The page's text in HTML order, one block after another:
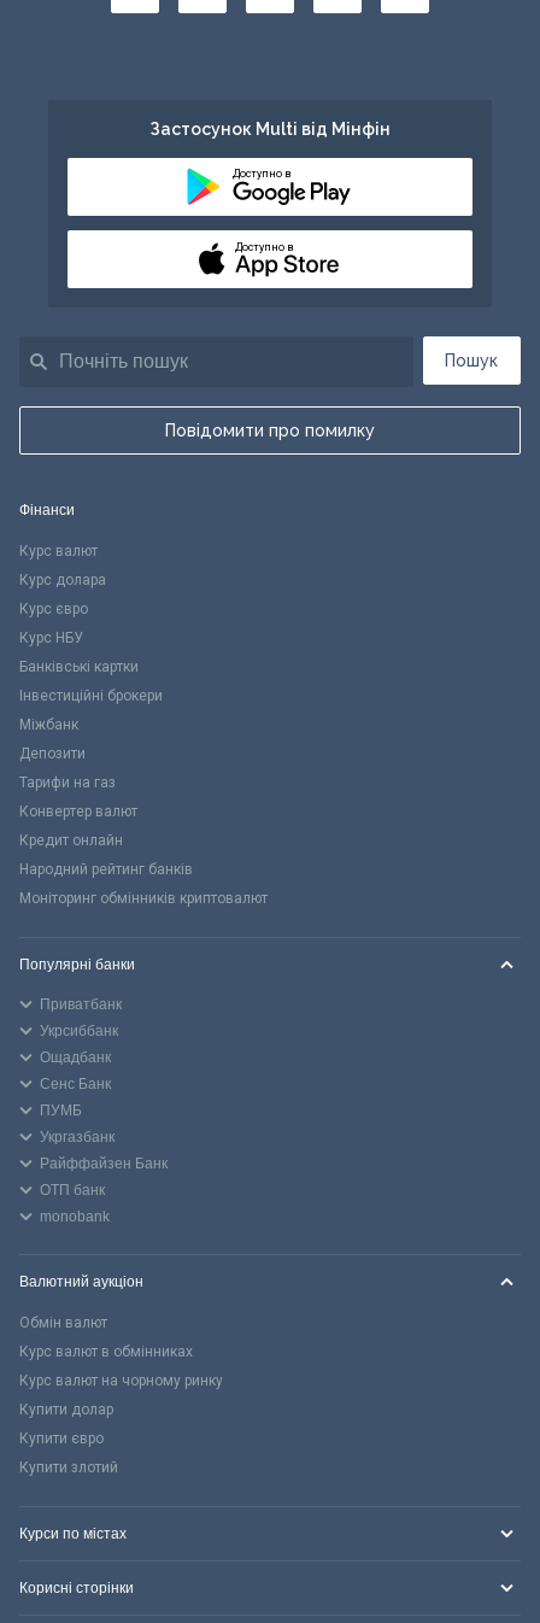
Пошук
Повідомити про помилку
Застосунок Multi від Мінфін
Доступно в
Доступно в
Фінанси
Курс валют
Курс долара
Курс євро
Курс НБУ
Банківські картки
Інвестиційні брокери
Міжбанк
Депозити
Тарифи на газ
Конвертер валют
Кредит онлайн
Народний рейтинг банків
Моніторинг обмінників криптовалют
Популярні банки
Приватбанк
Укрсиббанк
Ощадбанк
Сенс Банк
ПУМБ
Укргазбанк
Райффайзен Банк
ОТП банк
monobank
Валютний аукціон
Обмін валют
Курс валют в обмінниках
Курс валют на чорному ринку
Купити долар
Купити євро
Купити злотий
Курси по містах
Корисні сторінки